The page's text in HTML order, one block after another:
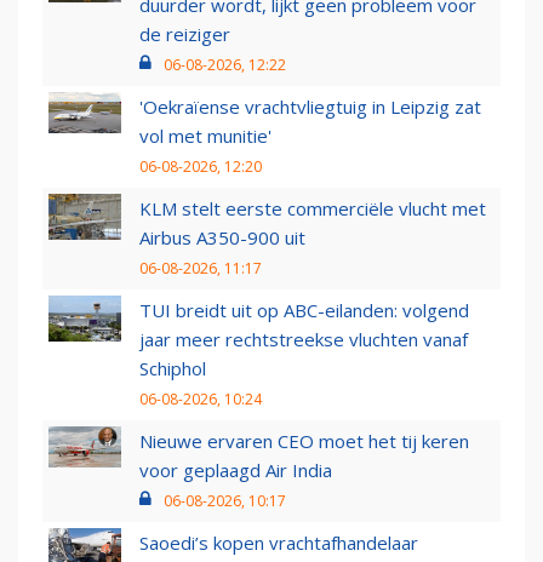
duurder wordt, lijkt geen probleem voor
de reiziger
06-08-2026, 12:22
'Oekraïense vrachtvliegtuig in Leipzig zat
vol met munitie'
06-08-2026, 12:20
KLM stelt eerste commerciële vlucht met
Airbus A350-900 uit
06-08-2026, 11:17
TUI breidt uit op ABC-eilanden: volgend
jaar meer rechtstreekse vluchten vanaf
Schiphol
06-08-2026, 10:24
Nieuwe ervaren CEO moet het tij keren
voor geplaagd Air India
06-08-2026, 10:17
Saoedi’s kopen vrachtafhandelaar